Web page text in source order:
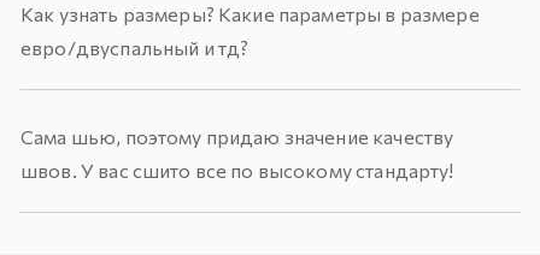
Как узнать размеры? Какие параметры в размере
евро/двуспальный и тд?
Сама шью, поэтому придаю значение качеству
швов. У вас сшито все по высокому стандарту!